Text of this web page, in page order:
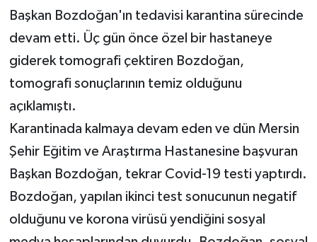
Başkan Bozdoğan'ın tedavisi karantina sürecinde
devam etti. Üç gün önce özel bir hastaneye
giderek tomografi çektiren Bozdoğan,
tomografi sonuçlarının temiz olduğunu
açıklamıştı.
Karantinada kalmaya devam eden ve dün Mersin
Şehir Eğitim ve Araştırma Hastanesine başvuran
Başkan Bozdoğan, tekrar Covid-19 testi yaptırdı.
Bozdoğan, yapılan ikinci test sonucunun negatif
olduğunu ve korona virüsü yendiğini sosyal